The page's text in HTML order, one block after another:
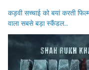
कड़वी सच्चाई को बयां करती
वाला सबसे बड़ा स्कैंडल..